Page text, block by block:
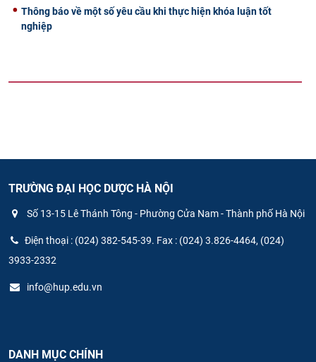
Thông báo về một số yêu cầu khi thực hiện khóa luận tốt
nghiệp
TRƯỜNG ĐẠI HỌC DƯỢC HÀ NỘI
Số 13-15 Lê Thánh Tông - Phường Cửa Nam - Thành phố Hà Nội
Điện thoại : (024) 382-545-39. Fax : (024) 3.826-4464, (024)
3933-2332
info@hup.edu.vn
DANH MỤC CHÍNH